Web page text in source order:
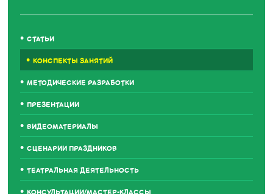
СТАТЬИ
КОНСПЕКТЫ ЗАНЯТИЙ
МЕТОДИЧЕСКИЕ РАЗРАБОТКИ
ПРЕЗЕНТАЦИИ
ВИДЕОМАТЕРИАЛЫ
СЦЕНАРИИ ПРАЗДНИКОВ
ТЕАТРАЛЬНАЯ ДЕЯТЕЛЬНОСТЬ